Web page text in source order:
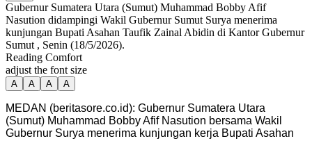
Gubernur Sumatera Utara (Sumut) Muhammad Bobby Afif
Nasution didampingi Wakil Gubernur Sumut Surya menerima
kunjungan Bupati Asahan Taufik Zainal Abidin di Kantor Gubernur
Sumut , Senin (18/5/2026).
Reading Comfort
adjust the font size
A A A A
MEDAN (beritasore.co.id): Gubernur Sumatera Utara
(Sumut) Muhammad Bobby Afif Nasution bersama Wakil
Gubernur Surya menerima kunjungan kerja Bupati Asahan